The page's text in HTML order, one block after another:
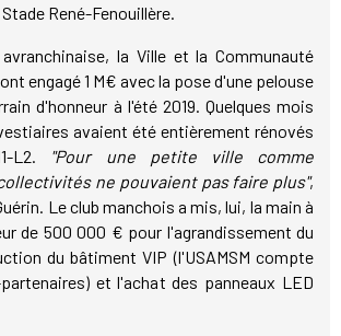
René-Fenouillère.
la Ville et la Communauté
engagé 1 M€ avec la pose d'une pelouse
d'honneur à l'été 2019. Quelques mois
avaient été entièrement rénovés
L2. "Pour une petite ville comme
ne pouvaient pas faire plus",
Le club manchois a mis, lui, la main à
de 500 000 € pour l'agrandissement du
du bâtiment VIP (l'USAMSM compte
et l'achat des panneaux LED